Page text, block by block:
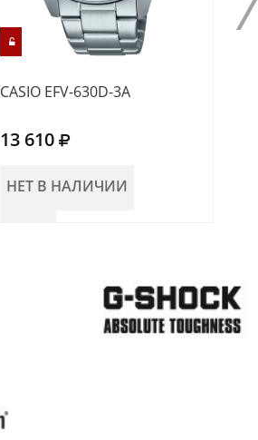
CASIO EFV-630D-3A
13 610
НЕТ В НАЛИЧИИ